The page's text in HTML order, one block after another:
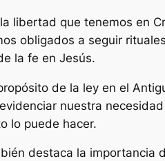
libertad que tenemos en
obligados a seguir
la fe en Jesús.
de la ley en el
nuestra
lo puede hacer.
destaca la importancia